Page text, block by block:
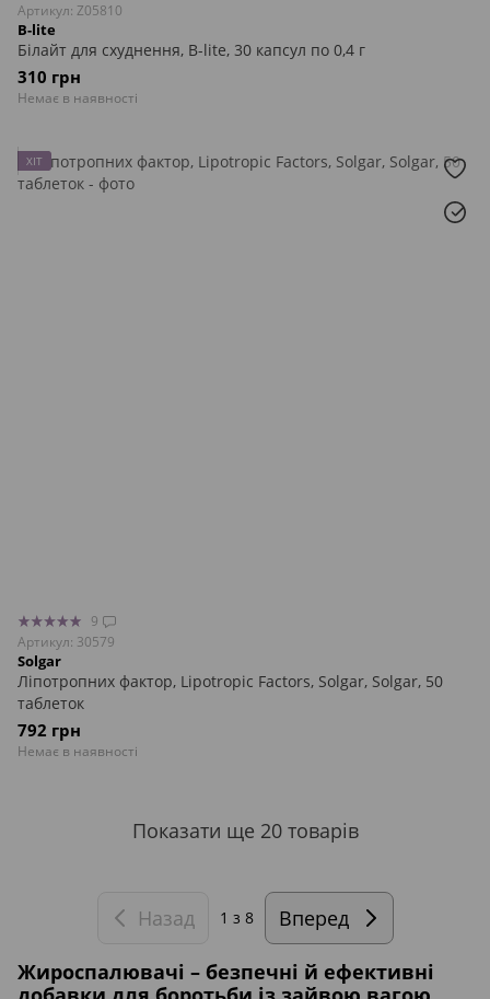
Артикул: Z05810
B-lite
Білайт для схуднення, B-lite, 30 капсул по 0,4 г
310 грн
Немає в наявності
ХІТ
9
Артикул: 30579
Solgar
Ліпотропних фактор, Lipotropic Factors, Solgar, Solgar, 50
таблеток
792 грн
Немає в наявності
Показати ще 20 товарів
Назад 1 з 8 Вперед
Жироспалювачі – безпечні й ефективні